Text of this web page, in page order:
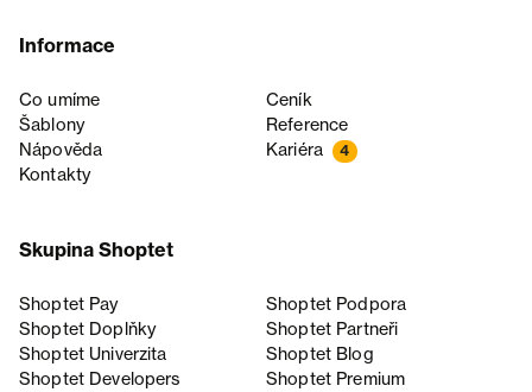
Informace
Co umíme
Ceník
Šablony
Reference
Nápověda
Kariéra 4
Kontakty
Skupina Shoptet
Shoptet Pay
Shoptet Podpora
Shoptet Doplňky
Shoptet Partneři
Shoptet Univerzita
Shoptet Blog
Shoptet Developers
Shoptet Premium